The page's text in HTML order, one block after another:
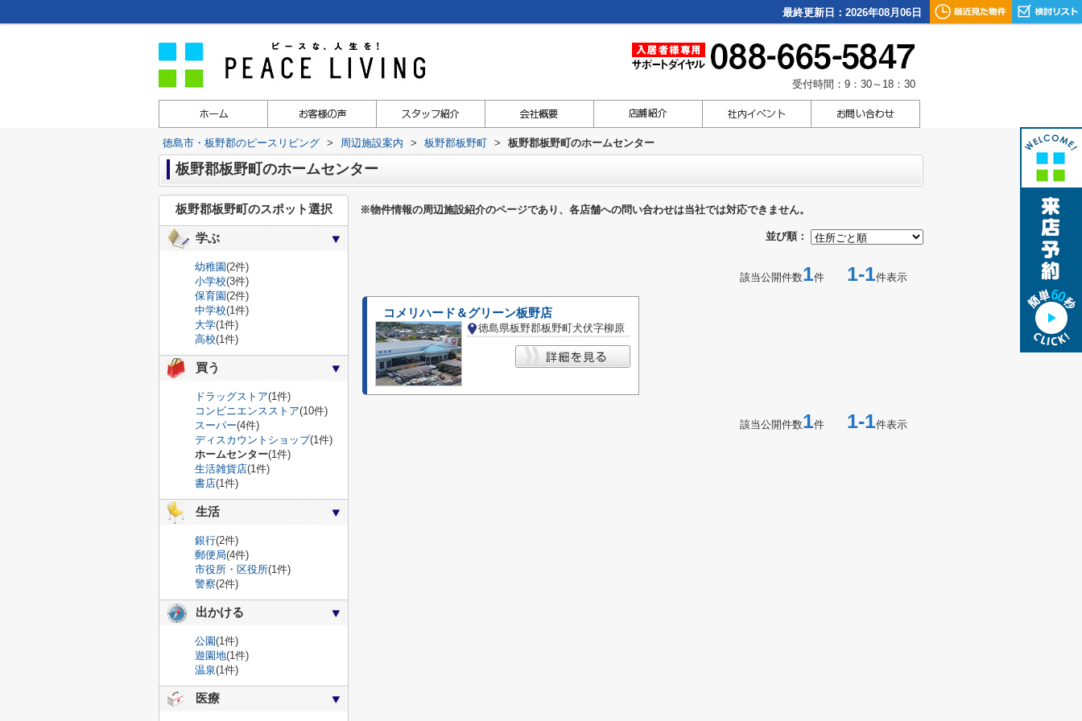
最終更新日：2026年08月06日
受付時間：9：30～18：30
徳島市・板野郡のピースリビング > 周辺施設案内 > 板野郡板野町 > 板野郡板野町のホームセンター
板野郡板野町のホームセンター
※物件情報の周辺施設紹介のページであり、各店舗への問い合わせは当社では対応できません。
並び順：
該当公開件数1件 1-1件表示
コメリハード＆グリーン板野店
徳島県板野郡板野町犬伏字柳原
該当公開件数1件 1-1件表示
板野郡板野町のスポット選択
学ぶ
幼稚園(2件)
小学校(3件)
保育園(2件)
中学校(1件)
大学(1件)
高校(1件)
買う
ドラッグストア(1件)
コンビニエンスストア(10件)
スーパー(4件)
ディスカウントショップ(1件)
ホームセンター(1件)
生活雑貨店(1件)
書店(1件)
生活
銀行(2件)
郵便局(4件)
市役所・区役所(1件)
警察(2件)
出かける
公園(1件)
遊園地(1件)
温泉(1件)
医療